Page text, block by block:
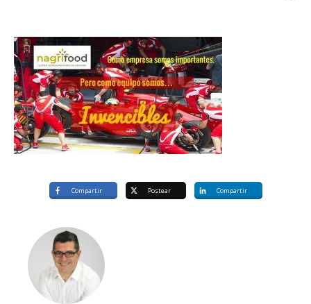
Compartir Postear Compartir